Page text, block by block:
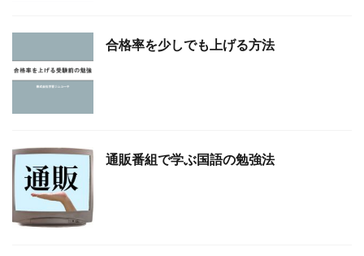
合格率を少しでも上げる方法
通販番組で学ぶ国語の勉強法